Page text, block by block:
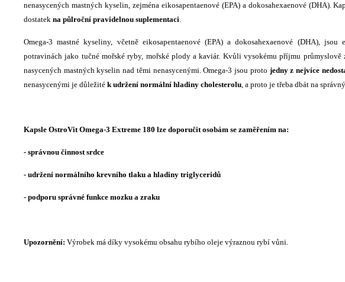
nenasycených mastných kyselin, zejména eikosapentaenové (EPA) a dokosahexaenové (DHA).
dostatek na půlroční pravidelnou suplementaci.
Omega-3 mastné kyseliny, včetně eikosapentaenové (EPA) a dokosahexaenové (DHA),
potravinách jako tučné mořské ryby, mořské plody a kaviár. Kvůli vysokému příjmu
nasycených mastných kyselin nad těmi nenasycenými. Omega-3 jsou proto jedny z nejvíce
nenasycenými je důležité k udržení normální hladiny cholesterolu, a proto je třeba dbát na
Kapsle OstroVit Omega-3 Extreme 180 lze doporučit osobám se zaměřením na:
- správnou činnost srdce
- udržení normálního krevního tlaku a hladiny triglyceridů
- podporu správné funkce mozku a zraku
Upozornění: Výrobek má díky vysokému obsahu rybího oleje výraznou rybí vůni.